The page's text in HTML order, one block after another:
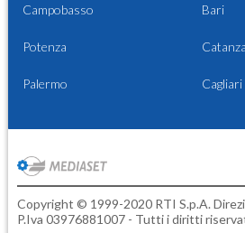
Campobasso Bari
Potenza
Palermo Cagliari
Copyright © 1999-2020 RTI S.p.A.
P.Iva 03976881007 - Tutti i diritti